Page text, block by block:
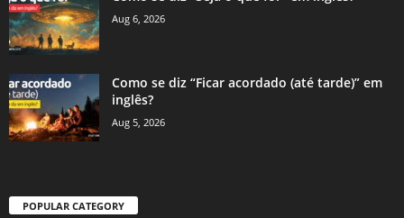
Aug 6, 2026
Como se diz “Ficar acordado (até tarde)” em
inglês?
Aug 5, 2026
POPULAR CATEGORY